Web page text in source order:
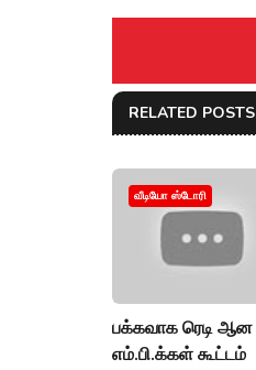
RELATED POSTS
வீடியோ ஸ்டோரி
பக்கவாக ரெடி ஆன
எம்.பி.க்கள் கூட்டம்